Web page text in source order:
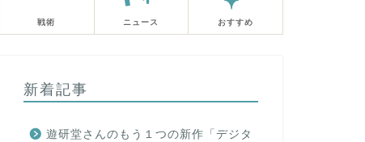
戦術 ニュース おすすめ
新着記事
遊研堂さんのもう１つの新作「デジタ